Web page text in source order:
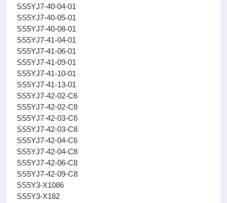
SS5YJ7-40-04-01
SS5YJ7-40-05-01
SS5YJ7-40-08-01
SS5YJ7-41-04-01
SS5YJ7-41-06-01
SS5YJ7-41-09-01
SS5YJ7-41-10-01
SS5YJ7-41-13-01
SS5YJ7-42-02-C6
SS5YJ7-42-02-C8
SS5YJ7-42-03-C6
SS5YJ7-42-03-C8
SS5YJ7-42-04-C6
SS5YJ7-42-04-C8
SS5YJ7-42-06-C8
SS5YJ7-42-09-C8
SS5Y3-X1086
SS5Y3-X182